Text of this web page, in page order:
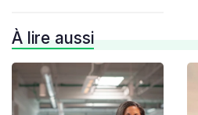
À lire aussi